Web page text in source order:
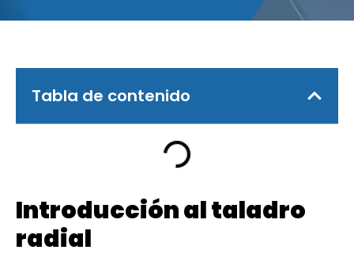
Tabla de contenido
Introducción al taladro
radial